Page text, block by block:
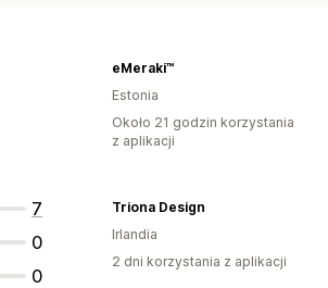
7
0
0
eMeraki™
Estonia
Około 21 godzin korzystania
z aplikacji
Triona Design
Irlandia
2 dni korzystania z aplikacji